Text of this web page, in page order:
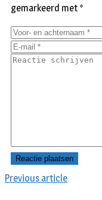
Previous article
gemarkeerd met *